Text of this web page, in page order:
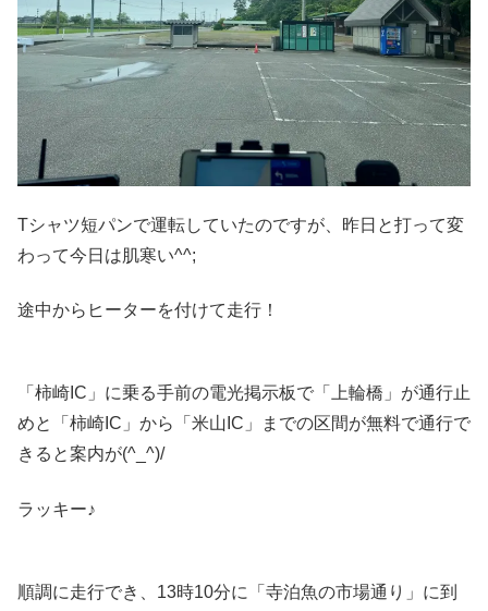
Tシャツ短パンで運転していたのですが、昨日と打って変
わって今日は肌寒い^^;
途中からヒーターを付けて走行！
「柿崎IC」に乗る手前の電光掲示板で「上輪橋」が通行止
めと「柿崎IC」から「米山IC」までの区間が無料で通行で
きると案内が(^_^)/
ラッキー♪
順調に走行でき、13時10分に「寺泊魚の市場通り」に到